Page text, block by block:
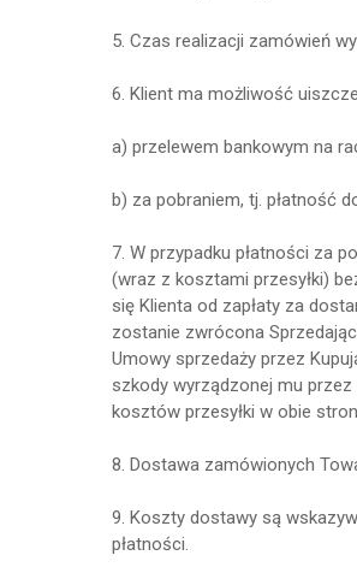
5. Czas realizacji zamówień
6. Klient ma możliwość
a) przelewem bankowym na
b) za pobraniem, tj. płatność
7. W przypadku płatności za
(wraz z kosztami przesyłki)
się Klienta od zapłaty za
zostanie zwrócona
Umowy sprzedaży przez
szkody wyrządzonej mu
kosztów przesyłki w obie
8. Dostawa zamówionych
9. Koszty dostawy są
płatności.